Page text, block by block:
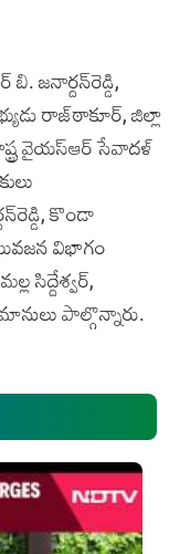
జనార్ద‌న్‌రెడ్డి,
రాజ్‌ఠాకూర్, జిల్లా
వై‌యస్‌ఆర్ సేవాద‌ళ్
కొండా
విభాగం
సిద్దేశ్వ‌ర్,
పాల్గొన్నారు‌.